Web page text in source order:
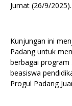
Jumat (26/9/2025).
Kunjungan ini
Padang untuk
berbagai
beasiswa
Progul Padang